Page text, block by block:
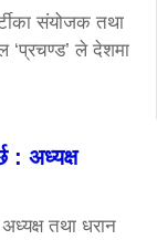
संयोजक तथा
‘प्रचण्ड’ ले देशमा
: अध्यक्ष
तथा धरान